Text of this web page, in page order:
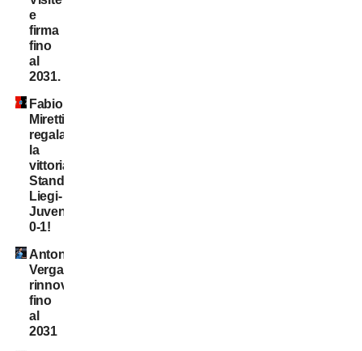
e
firma
fino
al
2031.
Fabio
Miretti
regala
la
vittoria,
Standard
Liegi-
Juventus
0-1!
Antonio
Vergara,
rinnovo
fino
al
2031